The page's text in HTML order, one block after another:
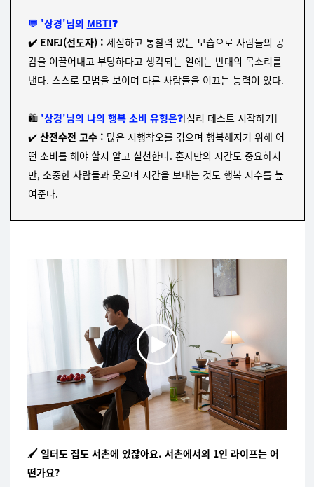
💬 '상경'님의 MBTI❓
✔️ ENFJ(선도자) : 세심하고 통찰력 있는 모습으로 사람들의 공
감을 이끌어내고 부당하다고 생각되는 일에는 반대의 목소리를
낸다. 스스로 모범을 보이며 다른 사람들을 이끄는 능력이 있다.
🛍️ '상경'님의 나의 행복 소비 유형은❓[심리 테스트 시작하기]
✔️산전수전 고수 : 많은 시행착오를 겪으며 행복해지기 위해 어
떤 소비를 해야 할지 알고 실천한다. 혼자만의 시간도 중요하지
만, 소중한 사람들과 웃으며 시간을 보내는 것도 행복 지수를 높
여준다.
🖌️ 일터도 집도 서촌에 있잖아요. 서촌에서의 1인 라이프는 어
떤가요?